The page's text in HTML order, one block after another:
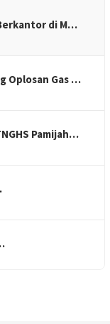
di M…
Oplosan Gas …
Pamijah…